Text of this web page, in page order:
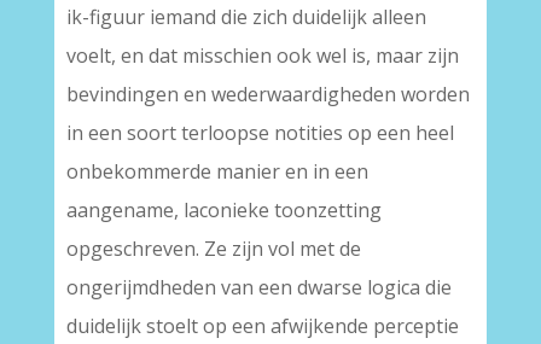
ik-figuur iemand die zich duidelijk alleen
voelt, en dat misschien ook wel is, maar zijn
bevindingen en wederwaardigheden worden
in een soort terloopse notities op een heel
onbekommerde manier en in een
aangename, laconieke toonzetting
opgeschreven. Ze zijn vol met de
ongerijmdheden van een dwarse logica die
duidelijk stoelt op een afwijkende perceptie